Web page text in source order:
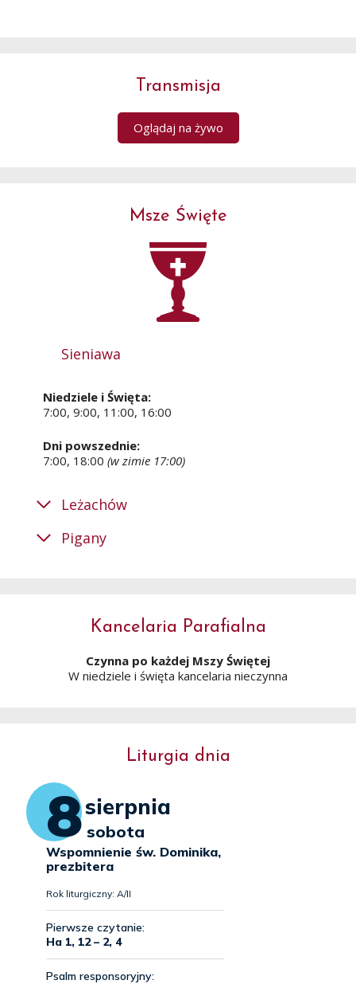
Transmisja
Oglądaj na żywo
Msze Święte
Sieniawa
Niedziele i Święta:
7:00, 9:00, 11:00, 16:00
Dni powszednie:
7:00, 18:00 (w zimie 17:00)
Leżachów
Pigany
Kancelaria Parafialna
Czynna po każdej Mszy Świętej
W niedziele i święta kancelaria nieczynna
Liturgia dnia